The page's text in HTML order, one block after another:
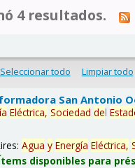
4 resultados.
Seleccionar todo Limpiar todo
San Antonio
Eléctrica, Sociedad del
Agua y Energía Eléctrica,
disponibles para